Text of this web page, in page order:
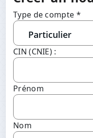
Type de compte *
CIN (CNIE) :
Prénom
Nom